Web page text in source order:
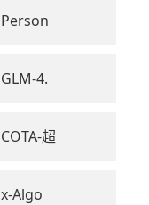
Person
GLM-4.
COTA-超
x-Algo